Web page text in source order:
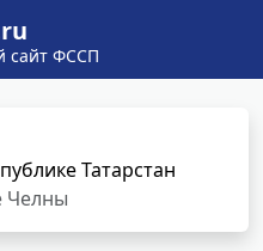
сайт ФССП
Татарстан
Челны